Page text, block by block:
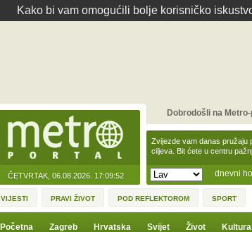
Kako bi vam omogućili bolje korisničko
ČETVRTAK, 06.08.2026. 17:09:52 dnevni
Zvijezde vam danas pružaju
ciljeva. Bit ćete u centru
Dobrodošli na
VIJESTI PRAVI ŽIVOT POD REFLEKTOROM SPORT
Početna Zagreb Hrvatska Svijet Život Kultura